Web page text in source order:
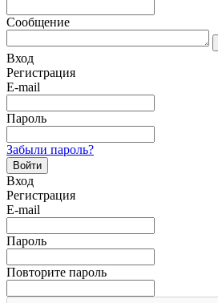
Сообщение
Вход
Регистрация
E-mail
Пароль
Забыли пароль?
Войти
Вход
Регистрация
E-mail
Пароль
Повторите пароль